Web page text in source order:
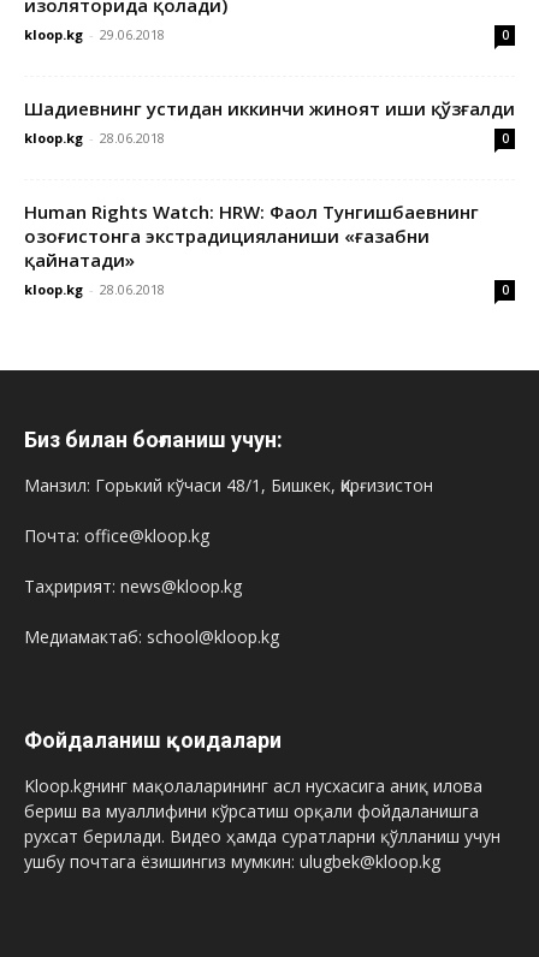
изоляторида қолади)
kloop.kg - 29.06.2018 0
Шадиевнинг устидан иккинчи жиноят иши қўзғалди
kloop.kg - 28.06.2018 0
Human Rights Watch: HRW: Фаол Тунгишбаевнинг
Қозоғистонга экстрадицияланиши «ғазабни
қайнатади»
kloop.kg - 28.06.2018 0
Биз билан боғланиш учун:
Манзил: Горький кўчаси 48/1, Бишкек, Қирғизистон
Почта: office@kloop.kg
Таҳририят: news@kloop.kg
Медиамактаб: school@kloop.kg
Фойдаланиш қоидалари
Kloop.kgнинг мақолаларининг асл нусхасига аниқ илова
бериш ва муаллифини кўрсатиш орқали фойдаланишга
рухсат берилади. Видео ҳамда суратларни қўлланиш учун
ушбу почтага ёзишингиз мумкин: ulugbek@kloop.kg